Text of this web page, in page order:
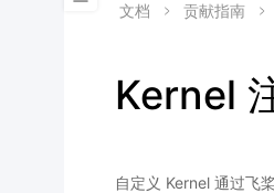
文档 贡献指南
Kernel
自定义 Kernel 通过飞